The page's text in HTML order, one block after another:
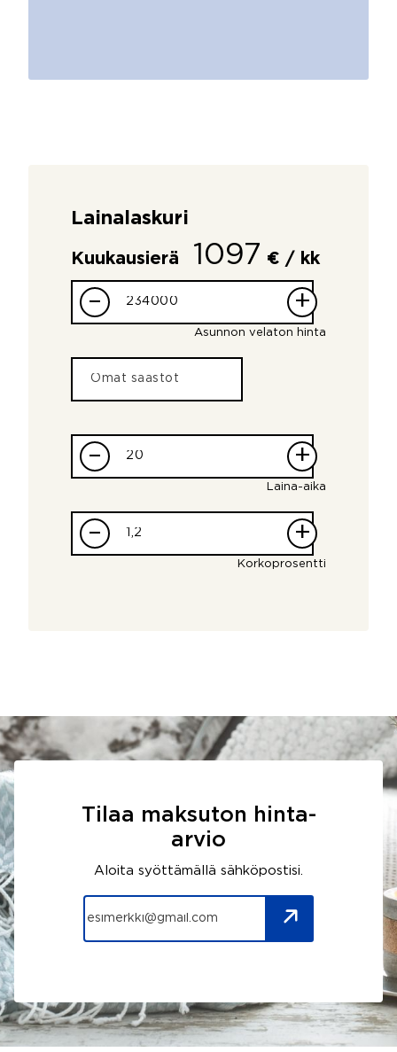
Lainalaskuri
Kuukausierä 1097 € / kk
– +
Asunnon velaton hinta
– +
Laina-aika
– +
Korkoprosentti
Tilaa maksuton hinta-
arvio
Aloita syöttämällä sähköpostisi.